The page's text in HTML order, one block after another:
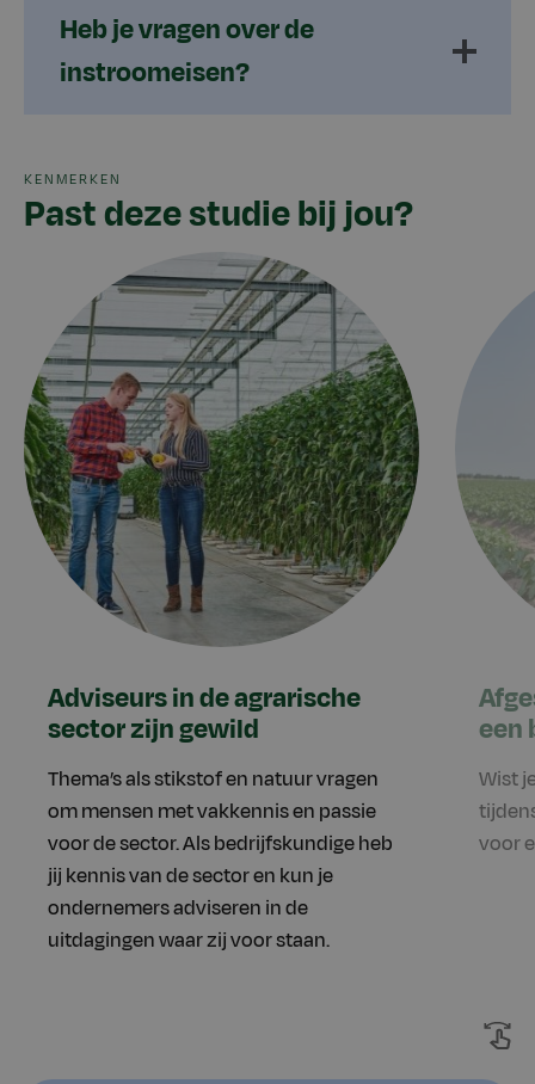
Heb je vragen over de
instroomeisen?
KENMERKEN
Past deze studie bij jou?
Adviseurs in de agrarische
sector zijn gewild
Thema’s als stikstof en natuur vragen
om mensen met vakkennis en passie
voor de sector. Als bedrijfskundige heb
jij kennis van de sector en kun je
ondernemers adviseren in de
uitdagingen waar zij voor staan.
een
Wist
voor